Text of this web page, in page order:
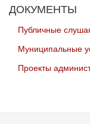
ДОКУМЕНТЫ
Публичные
Муниципальные
Проекты